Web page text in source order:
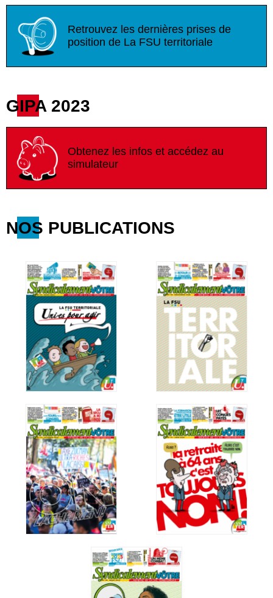
Retrouvez les dernières prises de
position de La FSU territoriale
GIPA 2023
Obtenez les infos et accédez au
simulateur
NOS PUBLICATIONS